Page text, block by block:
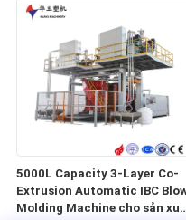
5000L Capacity 3-Layer Co-
Extrusion Automatic IBC
Molding Machine cho sản